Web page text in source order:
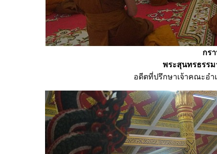
กร
พระสุนทรธรร
อดีตที่ปรึกษาเจ้าคณะอำ